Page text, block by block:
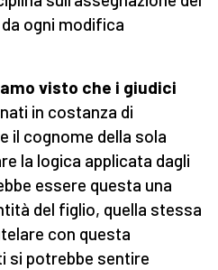
ogni modifica
visto che i giudici
in costanza di
il cognome della sola
la logica applicata dagli
essere questa una
del figlio, quella stessa
con questa
si potrebbe sentire